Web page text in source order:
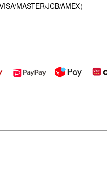
MASTER/JCB/AMEX）